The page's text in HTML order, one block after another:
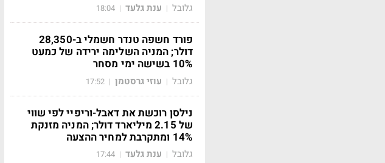
גלובל | ענת גלעד |
18:04
פורד חשפה טנדר חשמלי ב-28,350
דולר; המניה השלימה ירידה של כמעט
10% בשישה ימי מסחר
גלובל | עוזי גרסטמן |
17:52
נילסן רוכשת את דאבל-וריפיי לפי שווי
של 2.15 מיליארד דולר; המניה מזנקת
14% ומתקרבת למחיר ההצעה
גלובל | ענת גלעד |
17:44